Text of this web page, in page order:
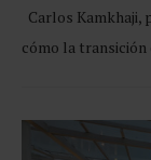
Carlos Kamkhaji,
cómo la transición